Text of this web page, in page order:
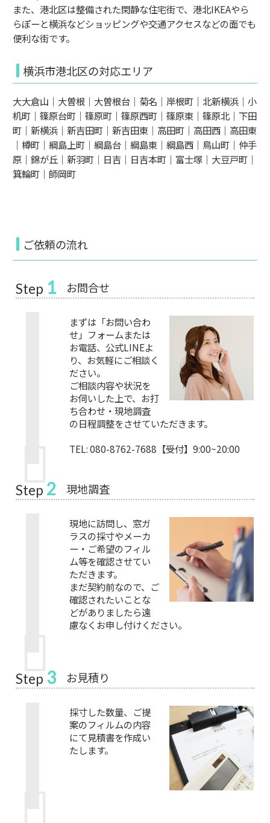
また、港北区は整備された閑静な住宅街で、港北IKEAやら
らぽーと横浜などショッピングや交通アクセスなどの面でも
便利な街です。
横浜市港北区の対応エリア
大大倉山｜大曽根｜大曽根台｜菊名｜岸根町｜北新横浜｜小
机町｜篠原台町｜篠原町｜篠原西町｜篠原東｜篠原北｜下田
町｜新横浜｜新吉田町｜新吉田東｜高田町｜高田西｜高田東
｜樽町｜綱島上町｜綱島台｜綱島東｜綱島西｜鳥山町｜仲手
原｜錦が丘｜新羽町｜日吉｜日吉本町｜富士塚｜大豆戸町｜
箕輪町｜師岡町
ご依頼の流れ
Step 1 お問合せ
まずは「お問い合わ
せ」フォームまたは
お電話、公式LINEよ
り、お気軽にご相談く
ださい。
ご相談内容や状況を
お伺いした上で、お打
ち合わせ・現地調査
の日程調整をさせていただきます。
TEL: 080-8762-7688【受付】9:00~20:00
Step 2 現地調査
現地に訪問し、窓ガ
ラスの採寸やメーカ
ー・ご希望のフィル
ム等を確認させてい
ただきます。
まだ契約前なので、ご
確認されたいことな
どがありましたら遠
慮なくお申し付けください。
Step 3 お見積り
採寸した数量、ご提
案のフィルムの内容
にて見積書を作成い
たします。